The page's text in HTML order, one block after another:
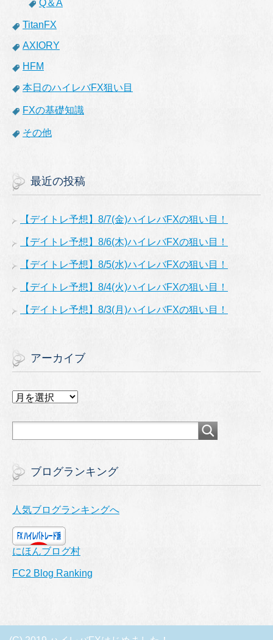
Q＆A
TitanFX
AXIORY
HFM
本日のハイレバFX狙い目
FXの基礎知識
その他
最近の投稿
【デイトレ予想】8/7(金)ハイレバFXの狙い目！
【デイトレ予想】8/6(木)ハイレバFXの狙い目！
【デイトレ予想】8/5(水)ハイレバFXの狙い目！
【デイトレ予想】8/4(火)ハイレバFXの狙い目！
【デイトレ予想】8/3(月)ハイレバFXの狙い目！
アーカイブ
ア
カ
ブログランキング
人気ブログランキングへ
にほんブログ村
FC2 Blog Ranking